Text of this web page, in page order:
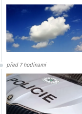
před 7 hodinami